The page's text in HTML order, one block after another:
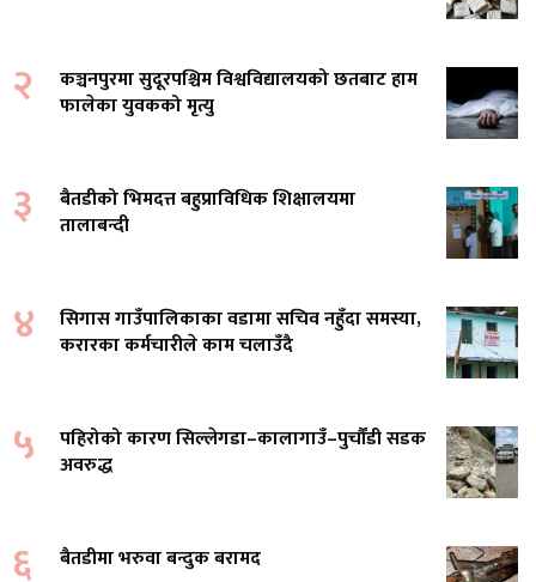
२
कञ्चनपुरमा सुदूरपश्चिम विश्वविद्यालयको छतबाट हाम
फालेका युवकको मृत्यु
३
बैतडीको भिमदत्त बहुप्राविधिक शिक्षालयमा
तालाबन्दी
४
सिगास गाउँपालिकाका वडामा सचिव नहुँदा समस्या,
करारका कर्मचारीले काम चलाउँदै
५
पहिरोको कारण सिल्लेगडा–कालागाउँ–पुर्चौंडी सडक
अवरुद्ध
६ बैतडीमा भरुवा बन्दुक बरामद